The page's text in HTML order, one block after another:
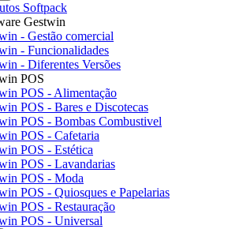
Softpack
Gestwin
- Gestão comercial
- Funcionalidades
- Diferentes Versões
POS
POS - Alimentação
POS - Bares e Discotecas
POS - Bombas Combustivel
POS - Cafetaria
POS - Estética
POS - Lavandarias
POS - Moda
POS - Quiosques e Papelarias
POS - Restauração
POS - Universal